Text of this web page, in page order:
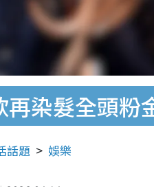
再染髮全頭粉
話題 娛樂